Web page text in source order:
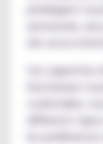
privilégient
autonomie,
des accus
Ces
confortable,
différents
les préférences